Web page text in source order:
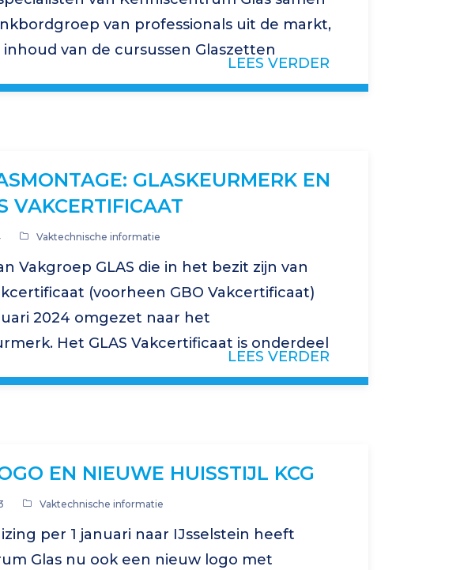
van professionals uit de markt,
van de cursussen Glaszetten
LEES VERDER
GLASKEURMERK EN
VAKCERTIFICAAT
Vaktechnische informatie
Vakgroep GLAS die in het bezit zijn van
(voorheen GBO Vakcertificaat)
2024 omgezet naar het
Het GLAS Vakcertificaat is onderdeel
LEES VERDER
EN NIEUWE HUISSTIJL KCG
Vaktechnische informatie
per 1 januari naar IJsselstein heeft
Glas nu ook een nieuw logo met